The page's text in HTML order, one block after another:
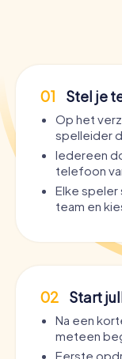
01 Stel je
Op het
spelleider
Iedereen
telefoon
Elke speler
team en
02 Start
Na een
meteen
Eerste